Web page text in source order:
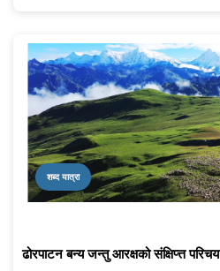
शब्द यात्रा
ढोरपाटन बन्य जन्तु आरक्षको संक्षिप्त्त परिचय